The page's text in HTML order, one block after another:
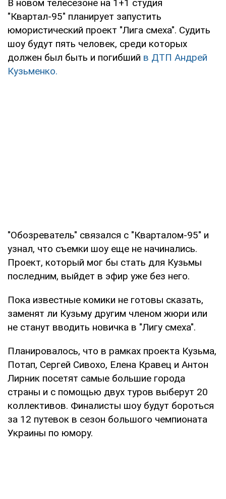
В новом телесезоне на 1+1 студия
"Квартал-95" планирует запустить
юмористический проект "Лига смеха". Судить
шоу будут пять человек, среди которых
должен был быть и погибший в ДТП Андрей
Кузьменко.
"Обозреватель" связался с "Кварталом-95" и
узнал, что съемки шоу еще не начинались.
Проект, который мог бы стать для Кузьмы
последним, выйдет в эфир уже без него.
Пока известные комики не готовы сказать,
заменят ли Кузьму другим членом жюри или
не станут вводить новичка в "Лигу смеха".
Планировалось, что в рамках проекта Кузьма,
Потап, Сергей Сивохо, Елена Кравец и Антон
Лирник посетят самые большие города
страны и с помощью двух туров выберут 20
коллективов. Финалисты шоу будут бороться
за 12 путевок в сезон большого чемпионата
Украины по юмору.